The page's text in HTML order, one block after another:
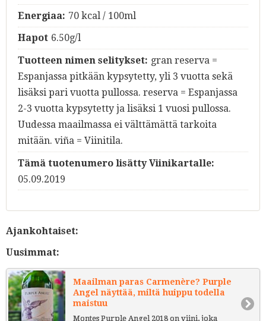
Energiaa: 70 kcal / 100ml
Hapot 6.50g/l
Tuotteen nimen selitykset: gran reserva =
Espanjassa pitkään kypsytetty, yli 3 vuotta sekä
lisäksi pari vuotta pullossa. reserva = Espanjassa
2-3 vuotta kypsytetty ja lisäksi 1 vuosi pullossa.
Uudessa maailmassa ei välttämättä tarkoita
mitään. viña = Viinitila.
Tämä tuotenumero lisätty Viinikartalle:
05.09.2019
Ajankohtaiset:
Uusimmat:
Maailman paras Carmenère? Purple
Angel näyttää, miltä huippu todella
maistuu
Montes Purple Angel 2018 on viini, joka